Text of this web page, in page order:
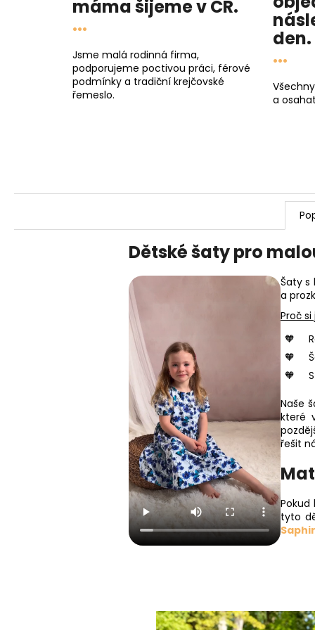
mámašijeme v ČR.
...
Jsme malá rodinná firma,
podporujeme poctivou práci, férové
podmínky a tradiční krejčovské
řemeslo.
den.
...
a
Dětské šaty pro
Šaty
a
Proč
Naše
které
řešit
tyto